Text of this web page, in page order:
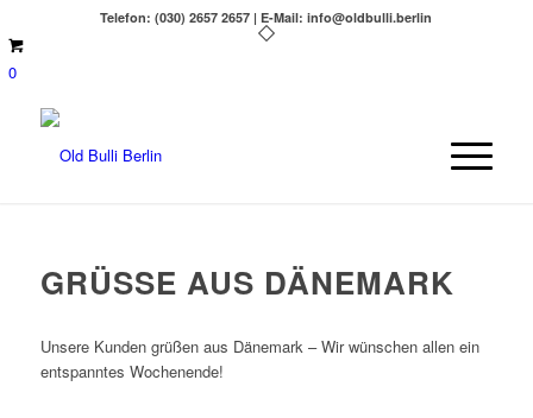
Telefon: (030) 2657 2657 | E-Mail: info@oldbulli.berlin
0
GRÜSSE AUS DÄNEMARK
Unsere Kunden grüßen aus Dänemark – Wir wünschen allen ein
entspanntes Wochenende!